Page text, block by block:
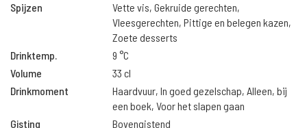
Spijzen
Vette vis, Gekruide gerechten,
Vleesgerechten, Pittige en belegen kazen,
Zoete desserts
Drinktemp.
9 °C
Volume
33 cl
Drinkmoment
Haardvuur, In goed gezelschap, Alleen, bij
een boek, Voor het slapen gaan
Gisting
Bovengistend